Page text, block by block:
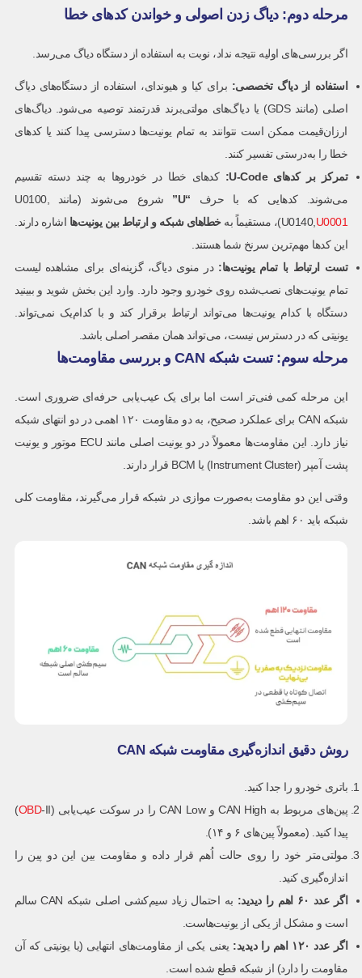
مرحله دوم: دیاگ زدن اصولی و خواندن کدهای خطا
اگر بررسی‌های اولیه نتیجه نداد، نوبت به استفاده از دستگاه دیاگ می‌رسد.
استفاده از دیاگ تخصصی: برای کیا و هیوندای، استفاده از دستگاه‌های دیاگ
اصلی (مانند GDS) یا دیاگ‌های مولتی‌برند قدرتمند توصیه می‌شود. دیاگ‌های
ارزان‌قیمت ممکن است نتوانند به تمام یونیت‌ها دسترسی پیدا کنند یا کدهای
خطا را به‌درستی تفسیر کنند.
تمرکز بر کدهای U-Code:
کدهای خطا در خودروها به چند دسته تقسیم
می‌شوند. کدهایی که با حرف “U”
شروع می‌شوند (مانند U0100,
U0140,U0001 )، مستقیماً بهخطاهای شبکه و ارتباط بین یونیت‌ها اشاره دارند.
این کدها مهم‌ترین سرنخ شما هستند.
تست ارتباط با تمام یونیت‌ها: در منوی دیاگ، گزینه‌ای برای مشاهده لیست
تمام یونیت‌های نصب‌شده روی خودرو وجود دارد. وارد این بخش شوید و ببینید
دستگاه با کدام یونیت‌ها می‌تواند ارتباط برقرار کند و با کدام‌یک نمی‌تواند.
یونیتی که در دسترس نیست، می‌تواند همان مقصر اصلی باشد.
مرحله سوم: تست شبکه CAN و بررسی مقاومت‌ها
این مرحله کمی فنی‌تر است اما برای یک عیب‌یابی حرفه‌ای ضروری است.
شبکه CAN برای عملکرد صحیح، به دو مقاومت ۱۲۰ اهمی در دو انتهای شبکه
نیاز دارد. این مقاومت‌ها معمولاً در دو یونیت اصلی مانند ECU موتور و یونیت
پشت آمپر (Instrument Cluster) یا BCM قرار دارند.
وقتی این دو مقاومت به‌صورت موازی در شبکه قرار می‌گیرند، مقاومت کلی
شبکه باید ۶۰ اهم باشد.
روش دقیق اندازه‌گیری مقاومت شبکه CAN
باتری خودرو را جدا کنید.
پین‌های مربوط به CAN High و CAN Low را در سوکت عیب‌یابی (
OBD
-II)
پیدا کنید. (معمولاً پین‌های ۶ و ۱۴).
مولتی‌متر خود را روی حالت اُهم قرار داده و مقاومت بین این دو پین را
اندازه‌گیری کنید.
اگر عدد ۶۰ اهم را دیدید:
به احتمال زیاد سیم‌کشی اصلی شبکه CAN سالم
است و مشکل از یکی از یونیت‌هاست.
اگر عدد ۱۲۰ اهم را دیدید: یعنی یکی از مقاومت‌های انتهایی (یا یونیتی که آن
مقاومت را دارد) از شبکه قطع شده است.